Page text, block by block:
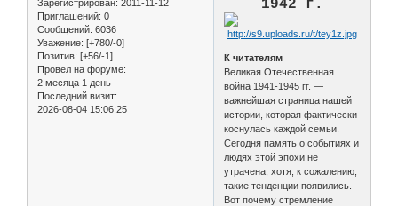
Зарегистрирован: 2011-11-12
Приглашений: 0
Сообщений: 6036
Уважение: [+780/-0]
Позитив: [+56/-1]
Провел на форуме:
2 месяца 1 день
Последний визит:
2026-08-04 15:06:25
1942 г.
К читателям
Великая Отечественная
война 1941-1945 гг. —
важнейшая страница нашей
истории, которая фактически
коснулась каждой семьи.
Сегодня память о событиях и
людях этой эпохи не
утрачена, хотя, к сожалению,
такие тенденции появились.
Вот почему стремление